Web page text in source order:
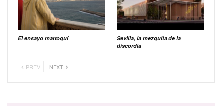
El ensayo marroquí
Sevilla, la mezquita de la
discordia
PREV NEXT